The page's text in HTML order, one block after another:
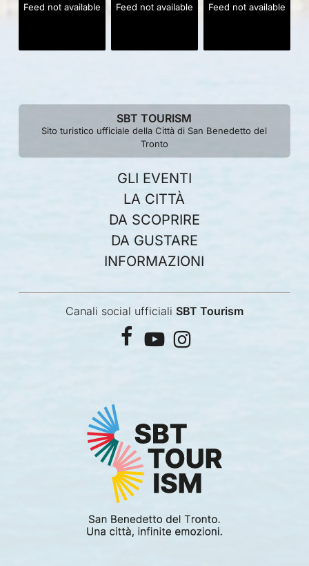
Feed not available Feed not available Feed not available
SBT TOURISM
Sito turistico ufficiale della Città di San Benedetto del
Tronto
GLI EVENTI
LA CITTÀ
DA SCOPRIRE
DA GUSTARE
INFORMAZIONI
Canali social ufficiali SBT Tourism
facebook
youtubeinstagram